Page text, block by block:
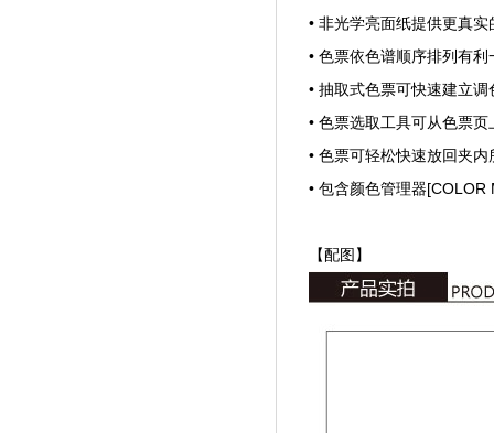
• 非光学亮面纸提供更真
• 色票依色谱顺序排列有
• 抽取式色票可快速建立
• 色票选取工具可从色票
• 色票可轻松快速放回夹
• 包含颜色管理器[COLOR
【配图】